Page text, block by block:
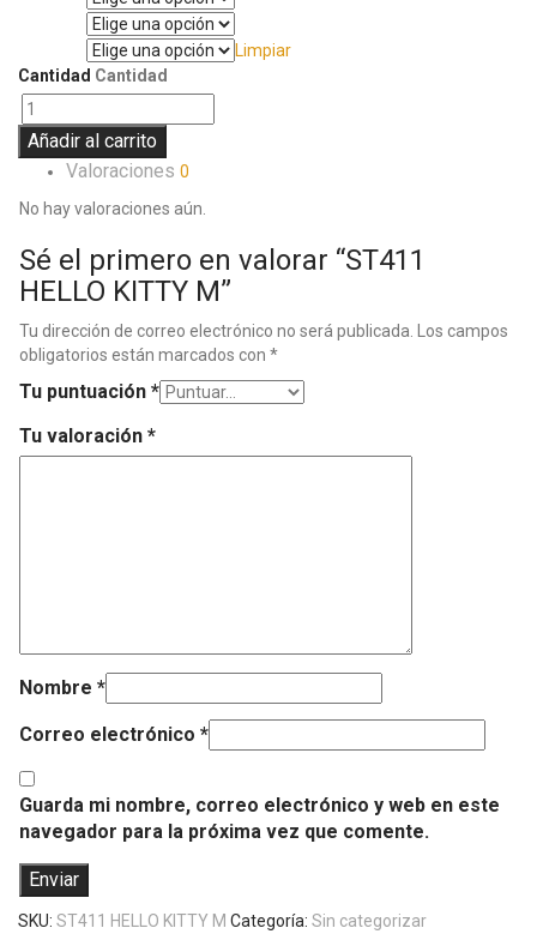
Limpiar
Cantidad Cantidad
Añadir al carrito
Valoraciones 0
No hay valoraciones aún.
Sé el primero en valorar “ST411
HELLO KITTY M”
Tu dirección de correo electrónico no será publicada. Los campos
obligatorios están marcados con *
Tu puntuación *
Tu valoración *
Nombre *
Correo electrónico *
Guarda mi nombre, correo electrónico y web en este
navegador para la próxima vez que comente.
SKU: ST411 HELLO KITTY M Categoría: Sin categorizar